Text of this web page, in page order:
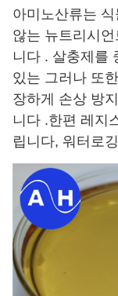
아미노산류는
않는 뉴트리시
니다 . 살충제를
있는 그러나 또
장하게 손상 방
니다 .한편 레지
립니다, 워터로